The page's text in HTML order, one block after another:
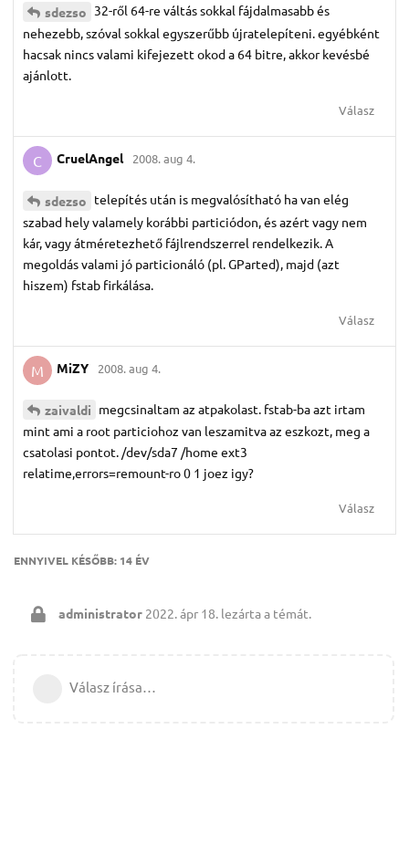
sdezso 32-ről 64-re váltás sokkal fájdalmasabb és
nehezebb, szóval sokkal egyszerűbb újratelepíteni. egyébként
hacsak nincs valami kifejezett okod a 64 bitre, akkor kevésbé
ajánlott.
Válasz
C CruelAngel 2008. aug 4.
sdezso telepítés után is megvalósítható ha van elég
szabad hely valamely korábbi particiódon, és azért vagy nem
kár, vagy átméretezhető fájlrendszerrel rendelkezik. A
megoldás valami jó particionáló (pl. GParted), majd (azt
hiszem) fstab firkálása.
Válasz
M MiZY 2008. aug 4.
zaivaldi megcsinaltam az atpakolast. fstab-ba azt irtam
mint ami a root particiohoz van leszamitva az eszkozt, meg a
csatolasi pontot. /dev/sda7 /home ext3
relatime,errors=remount-ro 0 1 joez igy?
Válasz
ENNYIVEL KÉSŐBB: 14 ÉV
administrator 2022. ápr 18. lezárta a témát.
Válasz írása…